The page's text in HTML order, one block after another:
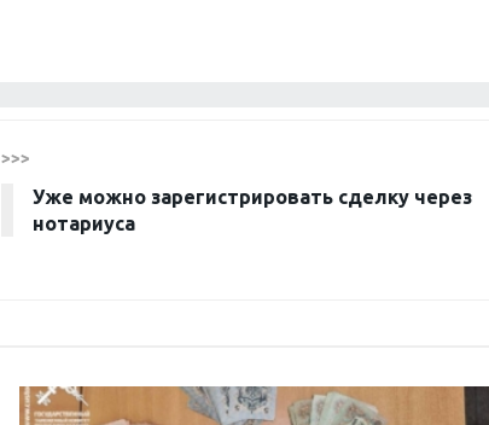
>>>
Уже можно зарегистрировать сделку через
нотариуса